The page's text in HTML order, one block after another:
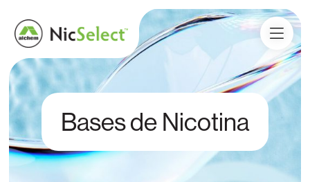
Bases de Nicotina